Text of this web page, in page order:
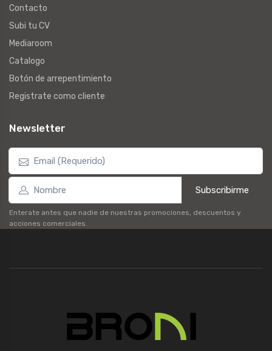
Contacto
Subi tu CV
Mediaroom
Catalogo
Botón de arrepentimiento
Registrate como cliente
Newsletter
Subscribirme
Enterate antes que nadie de nuestras promociones, descuentos y
acciones comerciales.